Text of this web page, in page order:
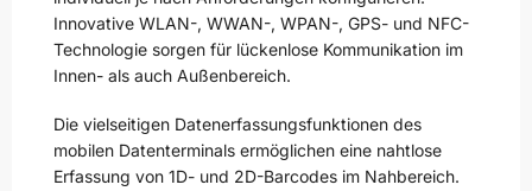
Innovative WLAN-, WWAN-, WPAN-, GPS- und NFC-
Technologie sorgen für lückenlose Kommunikation im
Innen- als auch Außenbereich.
Die vielseitigen Datenerfassungsfunktionen des
mobilen Datenterminals ermöglichen eine nahtlose
Erfassung von 1D- und 2D-Barcodes im Nahbereich.